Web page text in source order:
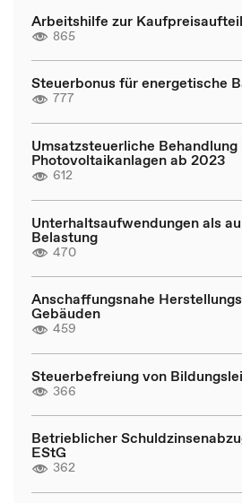
Arbeitshilfe zur
865
Steuerbonus für energetische
777
Umsatzsteuerliche
Photovoltaikanlagen ab 2023
612
Unterhaltsaufwendungen als
Belastung
470
Anschaffungsnahe
Gebäuden
459
Steuerbefreiung von
366
Betrieblicher
EStG
362